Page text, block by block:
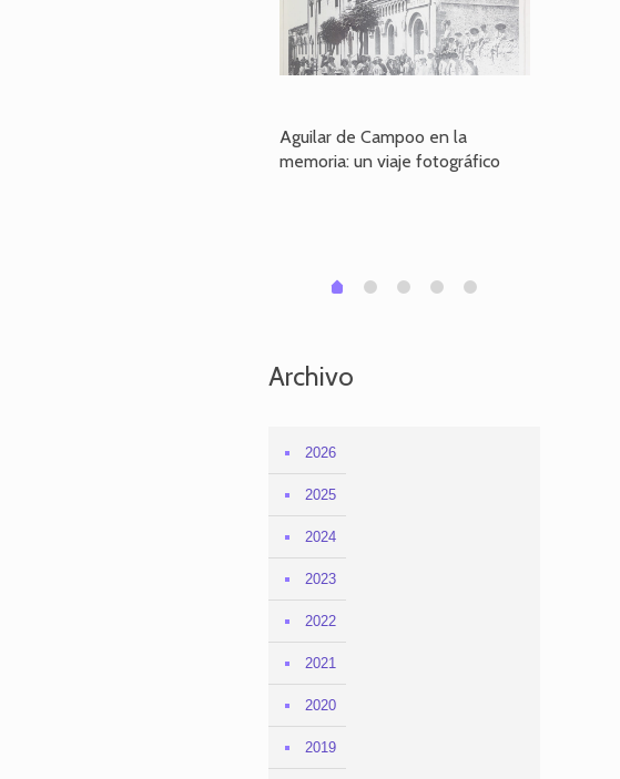
Aguilar de Campoo en la
memoria: un viaje fotográfico
0 1 2 3 4
Archivo
2026
2025
2024
2023
2022
2021
2020
2019